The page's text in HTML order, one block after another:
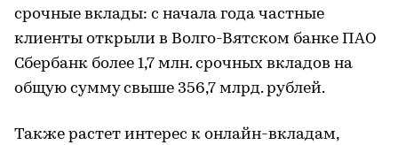
срочные вклады: с начала года частные
клиенты открыли в Волго-Вятском банке ПАО
Сбербанк более 1,7 млн. срочных вкладов на
общую сумму свыше 356,7 млрд. рублей.
Также растет интерес к онлайн-вкладам,